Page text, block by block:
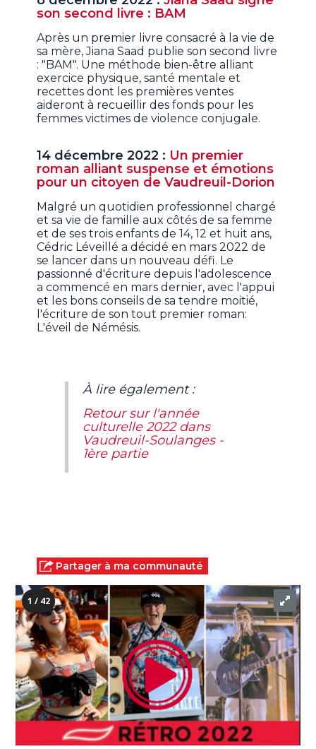
son second livre : BAM
Après un premier livre consacré à la vie de
sa mère, Jiana Saad publie son second livre
: "BAM". Une méthode bien-être alliant
exercice physique, santé mentale et
recettes dont les premières ventes
aideront à recueillir des fonds pour les
femmes victimes de violence conjugale.
14 décembre 2022 : Un premier
roman alliant suspense et émotions
pour un citoyen de Vaudreuil-Dorion
Malgré un quotidien professionnel chargé
et sa vie de famille aux côtés de sa femme
et de ses trois enfants de 14, 12 et huit ans,
Cédric Léveillé a décidé en mars 2022 de
se lancer dans un nouveau défi. Le
passionné d'écriture depuis l'adolescence
a commencé en mars dernier, avec l'appui
et les bons conseils de sa tendre moitié,
l'écriture de son tout premier roman:
L'éveil de Némésis.
À lire également :
Retour sur l'année
culturelle 2022 dans
Vaudreuil-Soulanges -
1ère partie
Partager à ma communauté
1 / 42